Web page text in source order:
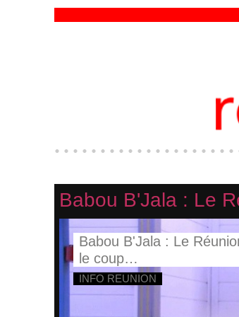
Babou B'Jala : Le